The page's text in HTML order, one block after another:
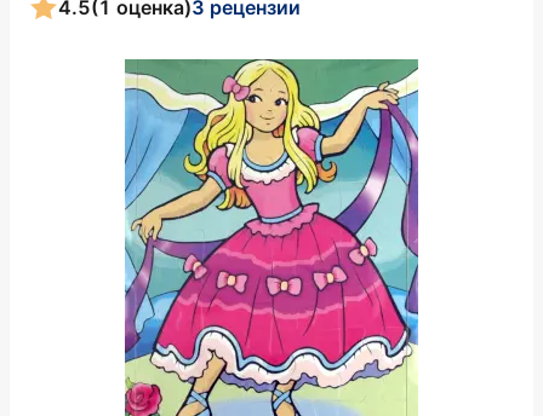
4.5(1 оценка)3 рецензии